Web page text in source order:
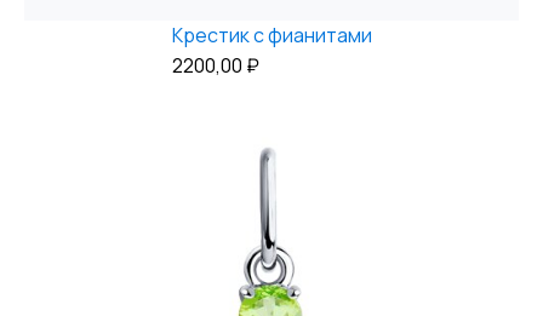
Крестик с фианитами
2200,00 ₽